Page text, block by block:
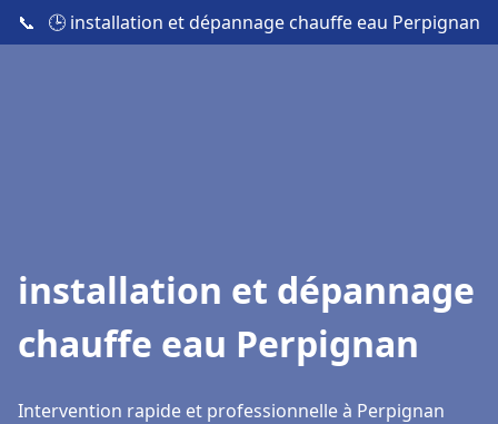
📞 🕒 installation et dépannage chauffe eau Perpignan
installation et dépannage
chauffe eau Perpignan
Intervention rapide et professionnelle à Perpignan